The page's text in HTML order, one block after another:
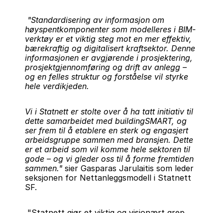
"Standardisering av informasjon om
høyspentkomponenter som modelleres i BIM-
verktøy er et viktig steg mot en mer effektiv,
bærekraftig og digitalisert kraftsektor. Denne
informasjonen er avgjørende i prosjektering,
prosjektgjennomføring og drift av anlegg –
og en felles struktur og forståelse vil styrke
hele verdikjeden.
Vi i Statnett er stolte over å ha tatt initiativ til
dette samarbeidet med buildingSMART, og
ser frem til å etablere en sterk og engasjert
arbeidsgruppe sammen med bransjen. Dette
er et arbeid som vil komme hele sektoren til
gode – og vi gleder oss til å forme fremtiden
sammen." sier Gasparas Jarulaitis som leder
seksjonen for Nettanleggsmodell i Statnett
SF.